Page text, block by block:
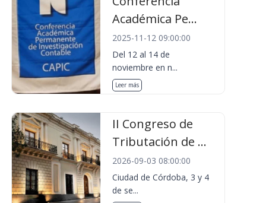
Académica Pe...
2025-11-12 09:00:00
Del 12 al 14 de
noviembre en n...
Leer más
II Congreso de
Tributación de ...
2026-09-03 08:00:00
Ciudad de Córdoba, 3 y 4
de se...